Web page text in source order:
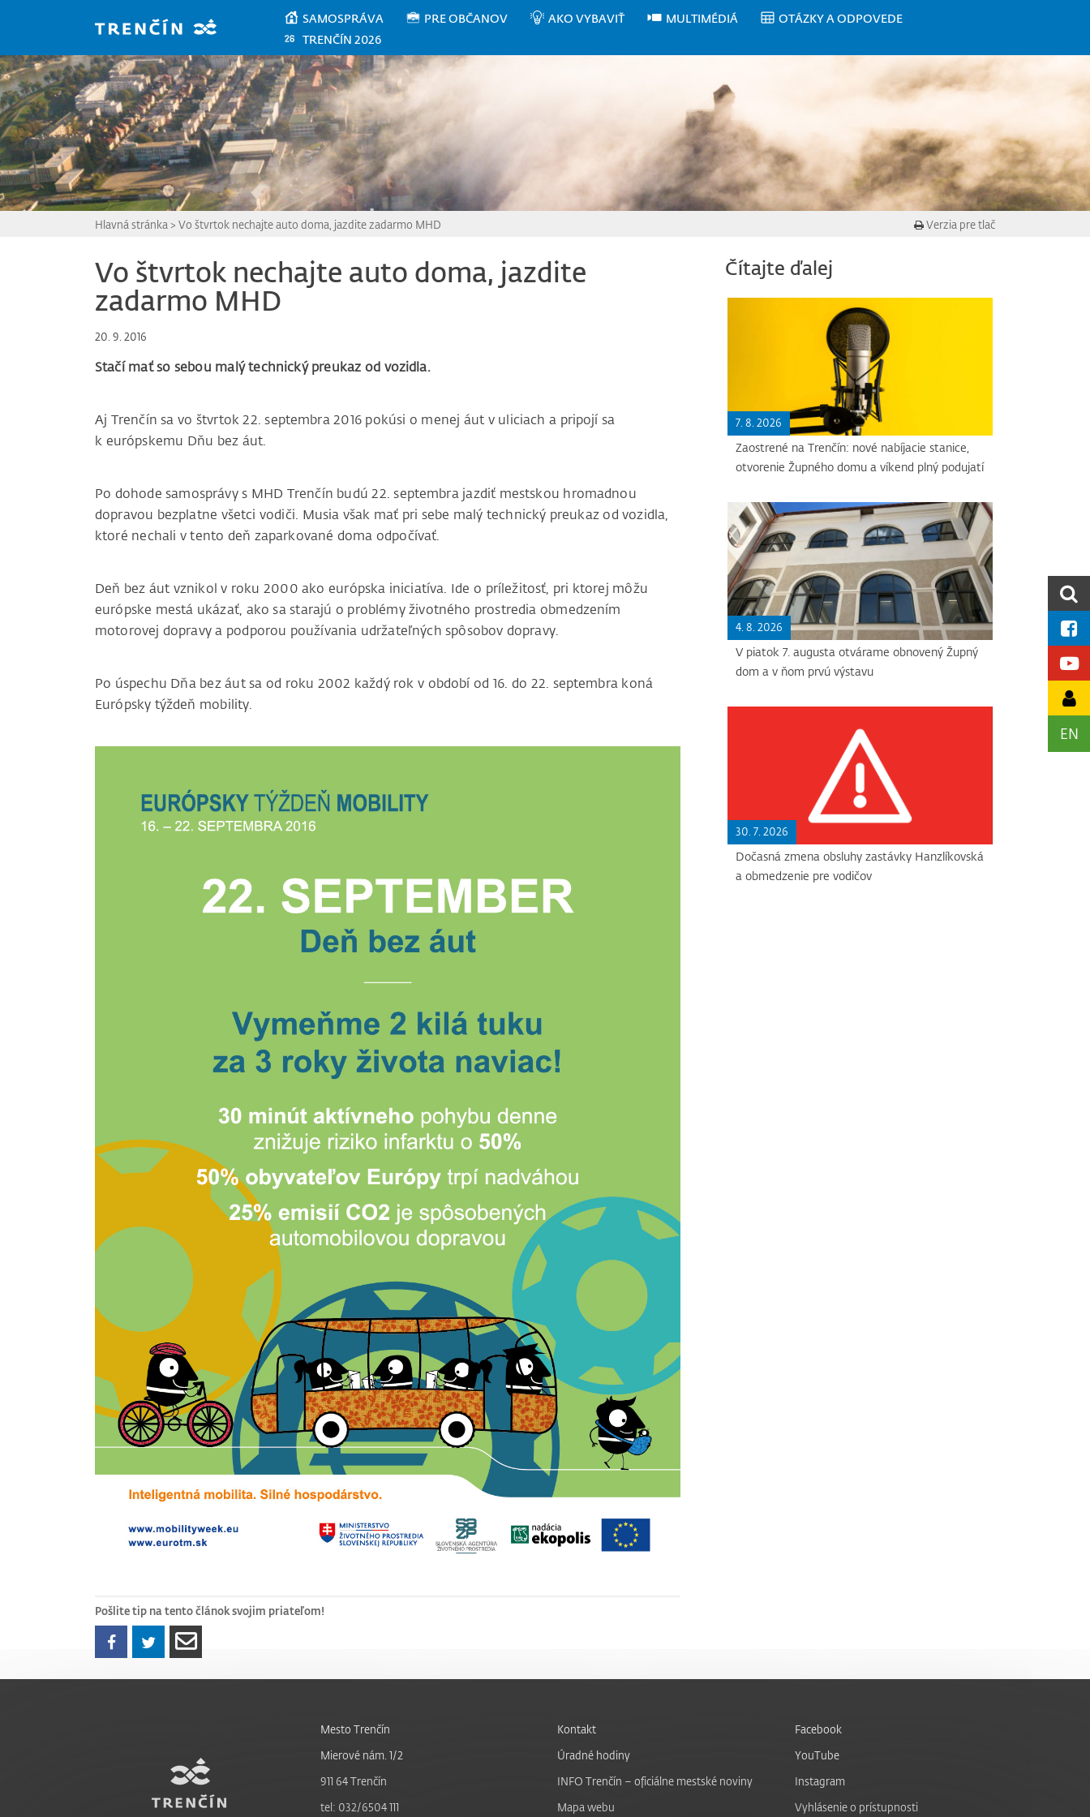
SAMOSPRÁVA PRE OBČANOV AKO VYBAVIŤ MULTIMÉDIÁ
OTÁZKY A ODPOVEDE
TRENČÍN 2026
EN
Hlavná stránka > Vo štvrtok nechajte auto doma, jazdite zadarmo MHD Verzia pre tlač
Vo štvrtok nechajte auto doma, jazdite
zadarmo MHD
20. 9. 2016
Stačí mať so sebou malý technický preukaz od vozidla.
Aj Trenčín sa vo štvrtok 22. septembra 2016 pokúsi o menej áut v uliciach a pripojí sa
k európskemu Dňu bez áut.
Po dohode samosprávy s MHD Trenčín budú 22. septembra jazdiť mestskou hromadnou
dopravou bezplatne všetci vodiči. Musia však mať pri sebe malý technický preukaz od vozidla,
ktoré nechali v tento deň zaparkované doma odpočívať.
Deň bez áut vznikol v roku 2000 ako európska iniciatíva. Ide o príležitosť, pri ktorej môžu
európske mestá ukázať, ako sa starajú o problémy životného prostredia obmedzením
motorovej dopravy a podporou používania udržateľných spôsobov dopravy.
Po úspechu Dňa bez áut sa od roku 2002 každý rok v období od 16. do 22. septembra koná
Európsky týždeň mobility.
Pošlite tip na tento článok svojim priateľom!
Čítajte ďalej
7. 8. 2026
Zaostrené na Trenčín: nové nabíjacie stanice,
otvorenie Župného domu a víkend plný podujatí
4. 8. 2026
V piatok 7. augusta otvárame obnovený Župný
dom a v ňom prvú výstavu
30. 7. 2026
Dočasná zmena obsluhy zastávky Hanzlíkovská
a obmedzenie pre vodičov
Mesto Trenčín
Mierové nám. 1/2
911 64 Trenčín
tel: 032/6504 111
Kontakt
Úradné hodiny
INFO Trenčín – oficiálne mestské noviny
Mapa webu
Facebook
YouTube
Instagram
Vyhlásenie o prístupnosti